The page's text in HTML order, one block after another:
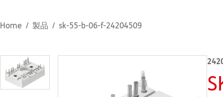
Home 製品 sk-55-b-06-f-24204509